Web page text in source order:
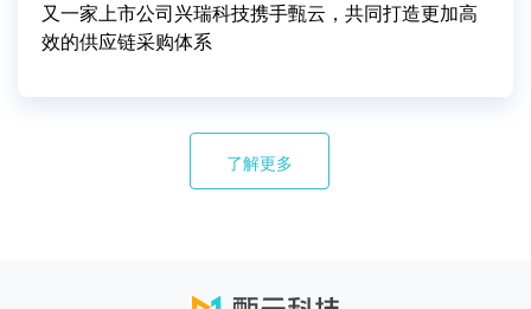
又一家上市公司兴瑞科技携手甄云，共同打造更加高
效的供应链采购体系
了解更多